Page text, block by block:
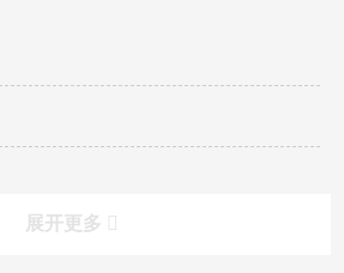
展开更多